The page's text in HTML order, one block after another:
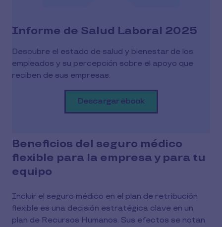
Informe de Salud Laboral 2025
Descubre el estado de salud y bienestar de los
empleados y su percepción sobre el apoyo que
reciben de sus empresas.
Descargar ebook
Beneficios del seguro médico
flexible para la empresa y para tu
equipo
Incluir el seguro médico en el plan de retribución
flexible es una decisión estratégica clave en un
plan de Recursos Humanos. Sus efectos se notan